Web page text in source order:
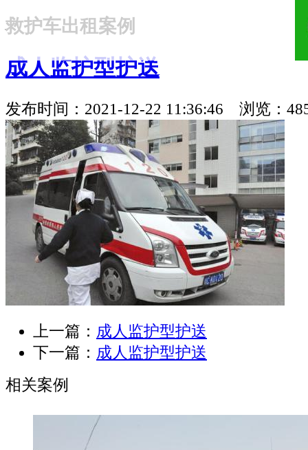
18321810781
救护车出租案例
成人监护型护送
发布时间：2021-12-22 11:36:46 浏览：
上一篇： 成人监护型护送
下一篇： 成人监护型护送
相关案例